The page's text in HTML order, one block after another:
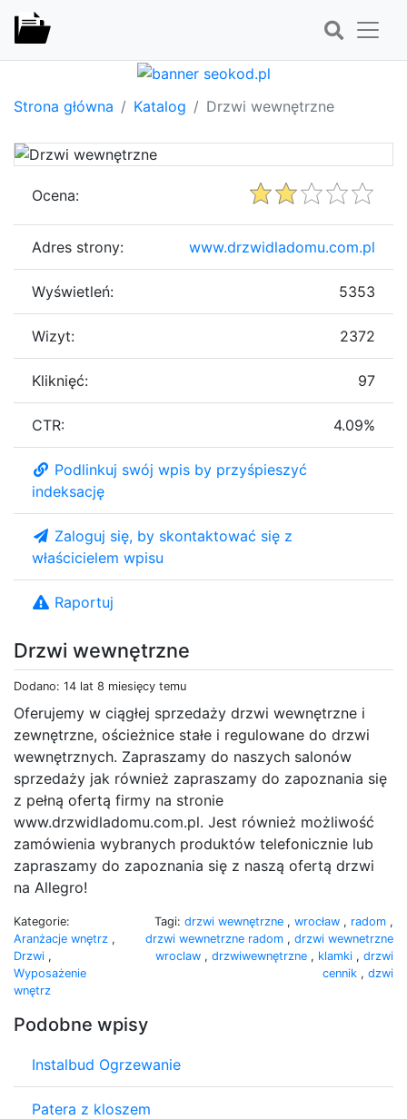
Strona główna Katalog Drzwi wewnętrzne
Drzwi wewnętrzne
Dodano: 14 lat 8 miesięcy temu
Oferujemy w ciągłej sprzedaży drzwi wewnętrzne i
zewnętrzne, ościeżnice stałe i regulowane do drzwi
wewnętrznych. Zapraszamy do naszych salonów
sprzedaży jak również zapraszamy do zapoznania się
z pełną ofertą firmy na stronie
www.drzwidladomu.com.pl. Jest również możliwość
zamówienia wybranych produktów telefonicznie lub
zapraszamy do zapoznania się z naszą ofertą drzwi
na Allegro!
Kategorie:
Aranżacje wnętrz ,
Drzwi ,
Wyposażenie
wnętrz
Tagi: drzwi wewnętrzne , wrocław , radom ,
drzwi wewnetrzne radom , drzwi wewnetrzne
wroclaw , drzwiwewnętrzne , klamki , drzwi
cennik , dzwi
Podobne wpisy
Instalbud Ogrzewanie
Patera z kloszem
Ocena:
Adres strony: www.drzwidladomu.com.pl
Wyświetleń: 5353
Wizyt: 2372
Kliknięć: 97
CTR: 4.09%
Podlinkuj swój wpis by przyśpieszyć
indeksację
Zaloguj się, by skontaktować się z
właścicielem wpisu
Raportuj